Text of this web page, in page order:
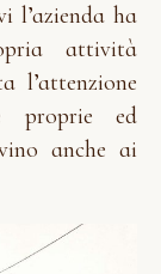
l’azienda ha
attività
l’attenzione
proprie ed
anche ai